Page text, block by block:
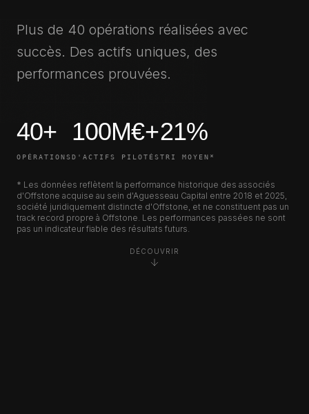
Plus de 40 opérations réalisées avec
succès. Des actifs uniques, des
performances prouvées.
40+
OPÉRATIONS
100M€+
D'ACTIFS PILOTÉS
21%
TRI MOYEN*
* Les données reflètent la performance historique des associés
d'Offstone acquise au sein d'Aguesseau Capital entre 2018 et 2025,
société juridiquement distincte d'Offstone, et ne constituent pas un
track record propre à Offstone. Les performances passées ne sont
pas un indicateur fiable des résultats futurs.
DÉCOUVRIR